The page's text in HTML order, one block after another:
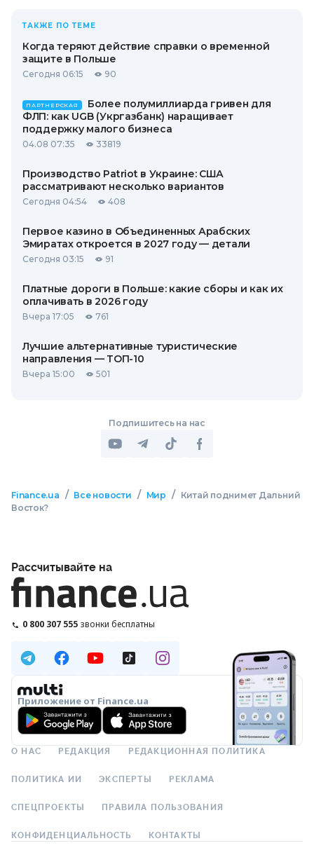
ТАКЖЕ ПО ТЕМЕ
Когда теряют действие справки о временной
защите в Польше
Сегодня 06:15 90
ПАРТНЕРСКАЯ
Более полумиллиарда гривен для
ФЛП: как UGB (Укргазбанк) наращивает
поддержку малого бизнеса
04.08 07:35 33819
Производство Patriot в Украине: США
рассматривают несколько вариантов
Сегодня 04:54 408
Первое казино в Объединенных Арабских
Эмиратах откроется в 2027 году — детали
Сегодня 03:15 91
Платные дороги в Польше: какие сборы и как их
оплачивать в 2026 году
Вчера 17:05 761
Лучшие альтернативные туристические
направления — ТОП-10
Вчера 15:00 501
Подпишитесь на нас
Finance.ua / Все новости / Мир /
Китай поднимет Дальний
Восток?
Рассчитывайте на
0 800 307 555 звонки бесплатны
Приложение от Finance.ua
О НАС РЕДАКЦИЯ РЕДАКЦИОННАЯ ПОЛИТИКА
ПОЛИТИКА ИИ ЭКСПЕРТЫ РЕКЛАМА
СПЕЦПРОЕКТЫ ПРАВИЛА ПОЛЬЗОВАНИЯ
КОНФИДЕНЦИАЛЬНОСТЬ КОНТАКТЫ